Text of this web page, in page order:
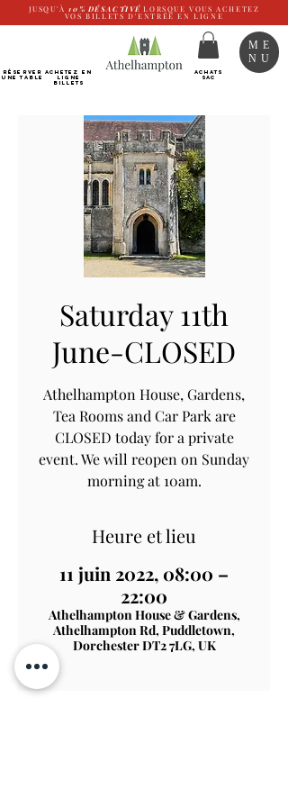
JUSQU'À 10% DÉSACTIVÉ LORSQUE VOUS ACHETEZ
VOS BILLETS D'ENTRÉE EN LIGNE
RÉSERVER
UNE TABLE
Achetez EN
LIGNE
Billets
ACHATS
SAC
ME
NU
Saturday 11th
June-CLOSED
Athelhampton House, Gardens,
Tea Rooms and Car Park are
CLOSED today for a private
event. We will reopen on Sunday
morning at 10am.
Heure et lieu
11 juin 2022, 08:00 –
22:00
Athelhampton House & Gardens,
Athelhampton Rd, Puddletown,
Dorchester DT2 7LG, UK